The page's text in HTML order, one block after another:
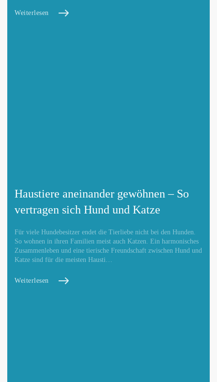
Weiterlesen
Haustiere aneinander gewöhnen – So
vertragen sich Hund und Katze
Für viele Hundebesitzer endet die Tierliebe nicht bei den Hunden.
So wohnen in ihren Familien meist auch Katzen. Ein harmonisches
Zusammenleben und eine tierische Freundschaft zwischen Hund und
Katze sind für die meisten Hausti…
Weiterlesen